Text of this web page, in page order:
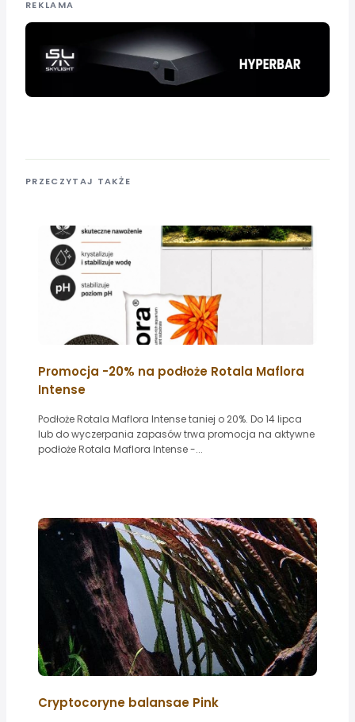
REKLAMA
PRZECZYTAJ TAKŻE
Promocja -20% na podłoże Rotala Maflora
Intense
Podłoże Rotala Maflora Intense taniej o 20%. Do 14 lipca
lub do wyczerpania zapasów trwa promocja na aktywne
podłoże Rotala Maflora Intense -...
Cryptocoryne balansae Pink